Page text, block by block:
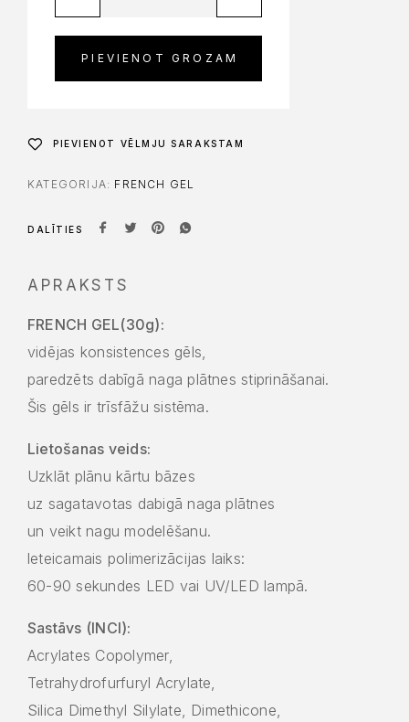
PIEVIENOT GROZAM
PIEVIENOT VĒLMJU SARAKSTAM
KATEGORIJA: FRENCH GEL
DALĪTIES
APRAKSTS
FRENCH GEL(30g):
vidējas konsistences gēls,
paredzēts dabīgā naga plātnes stiprināšanai.
Šis gēls ir trīsfāžu sistēma.
Lietošanas veids:
Uzklāt plānu kārtu bāzes
uz sagatavotas dabigā naga plātnes
un veikt nagu modelēšanu.
leteicamais polimerizācijas laiks:
60-90 sekundes LED vai UV/LED lampā.
Sastāvs (INCI):
Acrylates Copolymer,
Tetrahydrofurfuryl Acrylate,
Silica Dimethyl Silylate, Dimethicone,